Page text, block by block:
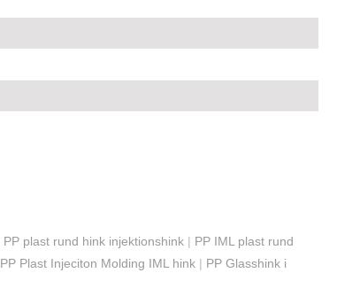
PP plast rund hink injektionshink | PP IML plast rund
PP Plast Injeciton Molding IML hink | PP Glasshink i